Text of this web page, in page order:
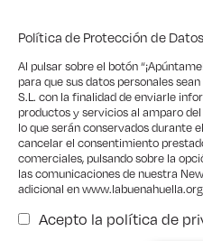
Política de Protección de Datos
Al pulsar sobre el botón
para que sus datos personales
S.L. con la finalidad de enviarle
productos y servicios al amparo
lo que serán conservados durante
cancelar el consentimiento
comerciales, pulsando sobre la
las comunicaciones de nuestra
adicional en
Acepto la política de